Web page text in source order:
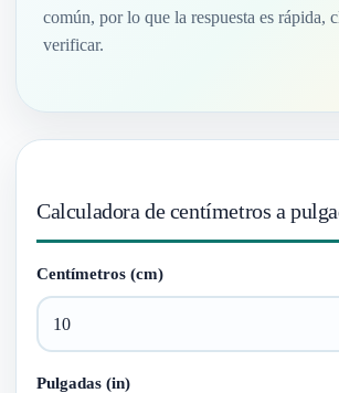
común, por lo que la respuesta es rápida,
verificar.
Calculadora de centímetros a
Centímetros (cm)
Pulgadas (in)